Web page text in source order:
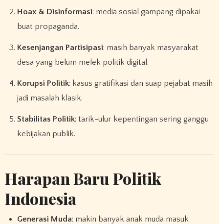
Hoax & Disinformasi: media sosial gampang dipakai
buat propaganda.
Kesenjangan Partisipasi: masih banyak masyarakat
desa yang belum melek politik digital.
Korupsi Politik: kasus gratifikasi dan suap pejabat masih
jadi masalah klasik.
Stabilitas Politik: tarik-ulur kepentingan sering ganggu
kebijakan publik.
Harapan Baru Politik
Indonesia
Generasi Muda: makin banyak anak muda masuk